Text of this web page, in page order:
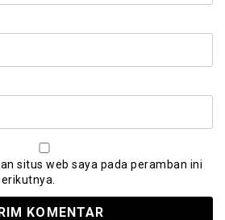
situs web saya pada peramban ini